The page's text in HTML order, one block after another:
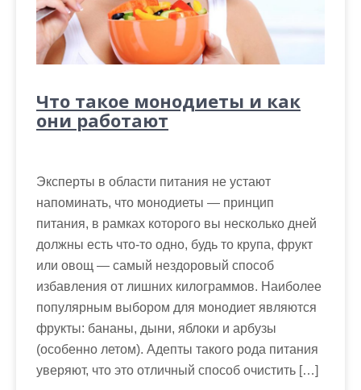
Что такое монодиеты и как
они работают
Эксперты в области питания не устают
напоминать, что монодиеты — принцип
питания, в рамках которого вы несколько дней
должны есть что-то одно, будь то крупа, фрукт
или овощ — самый нездоровый способ
избавления от лишних килограммов. Наиболее
популярным выбором для монодиет являются
фрукты: бананы, дыни, яблоки и арбузы
(особенно летом). Адепты такого рода питания
уверяют, что это отличный способ очистить […]